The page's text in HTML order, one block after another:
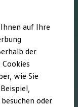
Caravelle
auf Ihre
der
wie Sie
oder